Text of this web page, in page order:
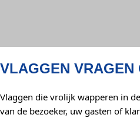
VLAGGEN VRAGEN
Vlaggen die vrolijk wapperen in
van de bezoeker, uw gasten of